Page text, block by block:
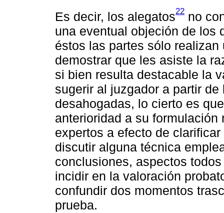
Es decir, los alegatos22 no
una eventual objeción de los
éstos las partes sólo
demostrar que les asiste la
si bien resulta destacable la
sugerir al juzgador a partir
desahogadas, lo cierto es
anterioridad a su
expertos a efecto de
discutir alguna técnica
conclusiones, aspectos
incidir en la valoración
confundir dos momentos
prueba.